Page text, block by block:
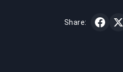
Share: